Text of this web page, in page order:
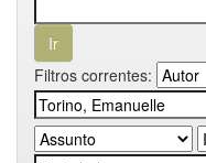
Filtros correntes: